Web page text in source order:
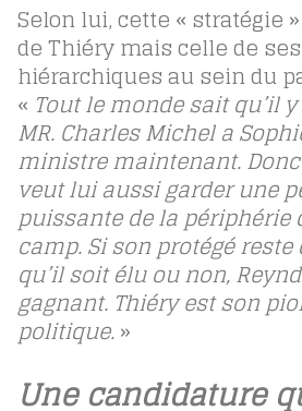
Selon lui, cette « stratégie
de Thiéry mais celle de
hiérarchiques au sein du
« Tout le monde sait qu’il
MR. Charles Michel a
ministre maintenant.
veut lui aussi garder une
puissante de la périphérie
camp. Si son protégé
qu’il soit élu ou non,
gagnant. Thiéry est son
politique.»
Une candidature